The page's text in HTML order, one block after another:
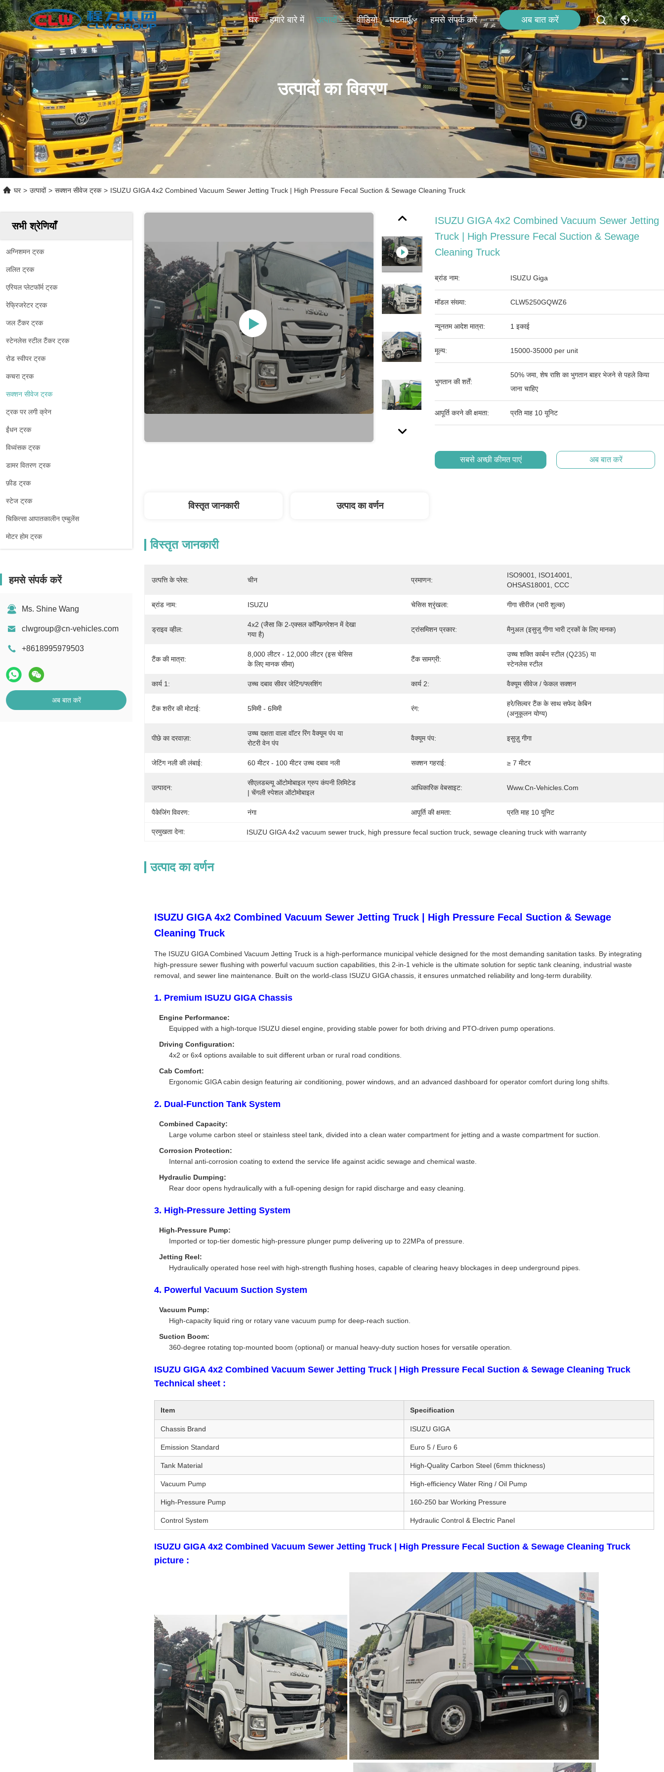
घर हमारे बारे में उत्पादों वीडियो घटनाएँ हमसे संपर्क करें अब बात करें
उत्पादों का विवरण
घर > उत्पादों > सक्शन सीवेज ट्रक > ISUZU GIGA 4x2 Combined Vacuum Sewer Jetting Truck | High Pressure Fecal Suction & Sewage Cleaning Truck
सभी श्रेणियाँ
अग्निशमन ट्रक
ललित ट्रक
एरियल प्लेटफॉर्म ट्रक
रेफ्रिजरेटर ट्रक
जल टैंकर ट्रक
स्टेनलेस स्टील टैंकर ट्रक
रोड स्वीपर ट्रक
कचरा ट्रक
सक्शन सीवेज ट्रक
ट्रक पर लगी क्रेन
ईंधन ट्रक
विध्वंसक ट्रक
डामर वितरण ट्रक
फ़ीड ट्रक
स्टेज ट्रक
चिकित्सा आपातकालीन एम्बुलेंस
मोटर होम ट्रक
हमसे संपर्क करें
Ms. Shine Wang
clwgroup@cn-vehicles.com
+8618995979503
अब बात करें
ISUZU GIGA 4x2 Combined Vacuum Sewer Jetting
Truck | High Pressure Fecal Suction & Sewage
Cleaning Truck
ब्रांड नाम: ISUZU Giga
मॉडल संख्या: CLW5250GQWZ6
न्यूनतम आदेश मात्रा: 1 इकाई
मूल्य: 15000-35000 per unit
भुगतान की शर्तें:
50% जमा, शेष राशि का भुगतान बाहर भेजने से पहले किया
जाना चाहिए
आपूर्ति करने की क्षमता: प्रति माह 10 यूनिट
सबसे अच्छी कीमत पाएं अब बात करें
विस्तृत जानकारी उत्पाद का वर्णन
विस्तृत जानकारी
उत्पत्ति के प्लेस: चीन प्रमाणन:
ISO9001, ISO14001,
OHSAS18001, CCC
ब्रांड नाम: ISUZU चेसिस श्रृंखला: गीगा सीरीज (भारी शुल्क)
ड्राइव व्हील:
4x2 (जैसा कि 2-एक्सल कॉन्फ़िगरेशन में देखा
गया है)
ट्रांसमिशन प्रकार: मैनुअल (इसुजु गीगा भारी ट्रकों के लिए मानक)
टैंक की मात्रा:
8,000 लीटर - 12,000 लीटर (इस चेसिस
के लिए मानक सीमा)
टैंक सामग्री:
उच्च शक्ति कार्बन स्टील (Q235) या
स्टेनलेस स्टील
कार्य 1: उच्च दबाव सीवर जेटिंग/फ्लशिंग कार्य 2: वैक्यूम सीवेज / फेकल सक्शन
टैंक शरीर की मोटाई: 5मिमी - 6मिमी रंग:
हरे/सिल्वर टैंक के साथ सफेद केबिन
(अनुकूलन योग्य)
पीछे का दरवाज़ा:
उच्च दक्षता वाला वॉटर रिंग वैक्यूम पंप या
रोटरी वेन पंप
वैक्यूम पंप: इसुज़ु गीगा
जेटिंग नली की लंबाई: 60 मीटर - 100 मीटर उच्च दबाव नली सक्शन गहराई: ≥ 7 मीटर
उत्पादन:
सीएलडब्ल्यू ऑटोमोबाइल ग्रुप कंपनी लिमिटेड
| चेंगली स्पेशल ऑटोमोबाइल
आधिकारिक वेबसाइट: Www.cn-Vehicles.com
पैकेजिंग विवरण: नंगा आपूर्ति की क्षमता: प्रति माह 10 यूनिट
प्रमुखता देना: ISUZU GIGA 4x2 vacuum sewer truck high pressure fecal suction truck sewage cleaning truck with warranty
उत्पाद का वर्णन
ISUZU GIGA 4x2 Combined Vacuum Sewer Jetting Truck | High Pressure Fecal Suction & Sewage
Cleaning Truck
The ISUZU GIGA Combined Vacuum Jetting Truck is a high-performance municipal vehicle designed for the most demanding sanitation tasks. By integrating
high-pressure sewer flushing with powerful vacuum suction capabilities, this 2-in-1 vehicle is the ultimate solution for septic tank cleaning, industrial waste
removal, and sewer line maintenance. Built on the world-class ISUZU GIGA chassis, it ensures unmatched reliability and long-term durability.
1. Premium ISUZU GIGA Chassis
Engine Performance:
Equipped with a high-torque ISUZU diesel engine, providing stable power for both driving and PTO-driven pump operations.
Driving Configuration:
4x2 or 6x4 options available to suit different urban or rural road conditions.
Cab Comfort:
Ergonomic GIGA cabin design featuring air conditioning, power windows, and an advanced dashboard for operator comfort during long shifts.
2. Dual-Function Tank System
Combined Capacity:
Large volume carbon steel or stainless steel tank, divided into a clean water compartment for jetting and a waste compartment for suction.
Corrosion Protection:
Internal anti-corrosion coating to extend the service life against acidic sewage and chemical waste.
Hydraulic Dumping:
Rear door opens hydraulically with a full-opening design for rapid discharge and easy cleaning.
3. High-Pressure Jetting System
High-Pressure Pump:
Imported or top-tier domestic high-pressure plunger pump delivering up to 22MPa of pressure.
Jetting Reel:
Hydraulically operated hose reel with high-strength flushing hoses, capable of clearing heavy blockages in deep underground pipes.
4. Powerful Vacuum Suction System
Vacuum Pump:
High-capacity liquid ring or rotary vane vacuum pump for deep-reach suction.
Suction Boom:
360-degree rotating top-mounted boom (optional) or manual heavy-duty suction hoses for versatile operation.
ISUZU GIGA 4x2 Combined Vacuum Sewer Jetting Truck | High Pressure Fecal Suction & Sewage Cleaning Truck
Technical sheet :
Item Specification
Chassis Brand ISUZU GIGA
Emission Standard Euro 5 / Euro 6
Tank Material High-Quality Carbon Steel (6mm thickness)
Vacuum Pump High-efficiency Water Ring / Oil Pump
High-Pressure Pump 160-250 bar Working Pressure
Control System Hydraulic Control & Electric Panel
ISUZU GIGA 4x2 Combined Vacuum Sewer Jetting Truck | High Pressure Fecal Suction & Sewage Cleaning Truck
picture :